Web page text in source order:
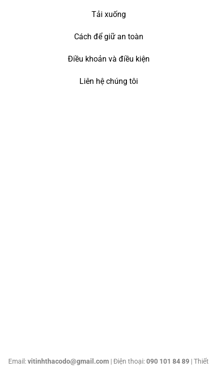
Tải xuống
Cách để giữ an toàn
Điều khoản và điều kiện
Liên hệ chúng tôi
Email:vitinhthacodo@gmail.com | Điện thoại:090 101 84 89 | Thiết